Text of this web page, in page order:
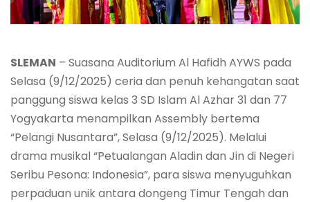
SLEMAN – Suasana Auditorium Al Hafidh AYWS pada
Selasa (9/12/2025) ceria dan penuh kehangatan saat
panggung siswa kelas 3 SD Islam Al Azhar 31 dan 77
Yogyakarta menampilkan Assembly bertema
“Pelangi Nusantara”, Selasa (9/12/2025). Melalui
drama musikal “Petualangan Aladin dan Jin di Negeri
Seribu Pesona: Indonesia”, para siswa menyuguhkan
perpaduan unik antara dongeng Timur Tengah dan